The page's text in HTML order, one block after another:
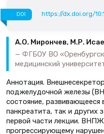
DOI https://dx.doi.org/
А.О. Мирончев, М.Р.
ФГБОУ ВО
медицинский
Аннотация.
поджелудочной железы
состояние, развивающееся
панкреатита, так и других
первой части лекции.
прогрессирующему